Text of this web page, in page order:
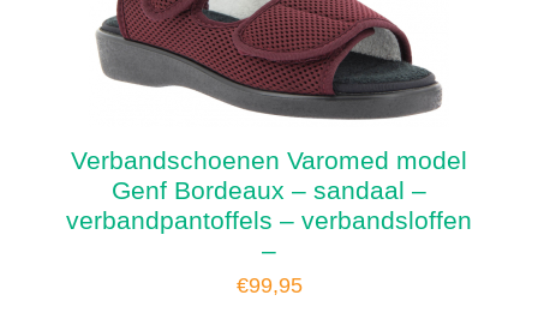
Verbandschoenen Varomed model
Genf Bordeaux – sandaal –
verbandpantoffels – verbandsloffen
–
€99,95